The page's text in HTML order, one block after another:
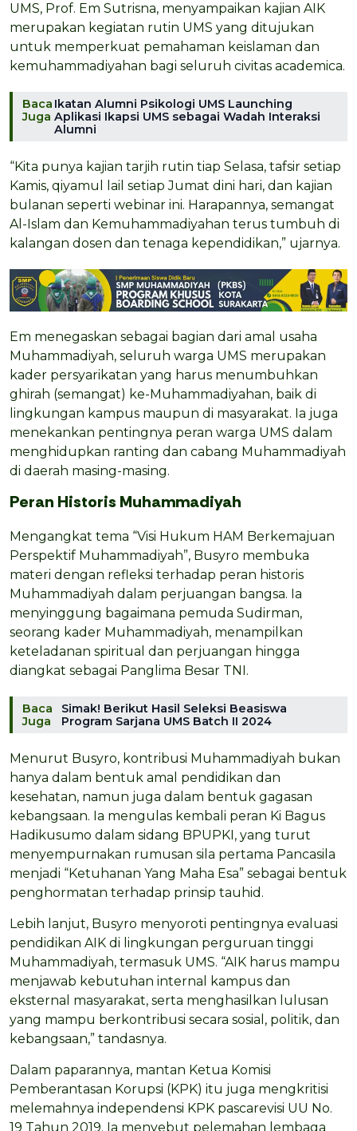
UMS, Prof. Em Sutrisna, menyampaikan kajian AIK
merupakan kegiatan rutin UMS yang ditujukan
untuk memperkuat pemahaman keislaman dan
kemuhammadiyahan bagi seluruh civitas academica.
Baca
Juga
Ikatan Alumni Psikologi UMS Launching
Aplikasi Ikapsi UMS sebagai Wadah Interaksi
Alumni
“Kita punya kajian tarjih rutin tiap Selasa, tafsir setiap
Kamis, qiyamul lail setiap Jumat dini hari, dan kajian
bulanan seperti webinar ini. Harapannya, semangat
Al-Islam dan Kemuhammadiyahan terus tumbuh di
kalangan dosen dan tenaga kependidikan,” ujarnya.
Em menegaskan sebagai bagian dari amal usaha
Muhammadiyah, seluruh warga UMS merupakan
kader persyarikatan yang harus menumbuhkan
ghirah (semangat) ke-Muhammadiyahan, baik di
lingkungan kampus maupun di masyarakat. Ia juga
menekankan pentingnya peran warga UMS dalam
menghidupkan ranting dan cabang Muhammadiyah
di daerah masing-masing.
Peran Historis Muhammadiyah
Mengangkat tema “Visi Hukum HAM Berkemajuan
Perspektif Muhammadiyah”, Busyro membuka
materi dengan refleksi terhadap peran historis
Muhammadiyah dalam perjuangan bangsa. Ia
menyinggung bagaimana pemuda Sudirman,
seorang kader Muhammadiyah, menampilkan
keteladanan spiritual dan perjuangan hingga
diangkat sebagai Panglima Besar TNI.
Baca
Juga
Simak! Berikut Hasil Seleksi Beasiswa
Program Sarjana UMS Batch II 2024
Menurut Busyro, kontribusi Muhammadiyah bukan
hanya dalam bentuk amal pendidikan dan
kesehatan, namun juga dalam bentuk gagasan
kebangsaan. Ia mengulas kembali peran Ki Bagus
Hadikusumo dalam sidang BPUPKI, yang turut
menyempurnakan rumusan sila pertama Pancasila
menjadi “Ketuhanan Yang Maha Esa” sebagai bentuk
penghormatan terhadap prinsip tauhid.
Lebih lanjut, Busyro menyoroti pentingnya evaluasi
pendidikan AIK di lingkungan perguruan tinggi
Muhammadiyah, termasuk UMS. “AIK harus mampu
menjawab kebutuhan internal kampus dan
eksternal masyarakat, serta menghasilkan lulusan
yang mampu berkontribusi secara sosial, politik, dan
kebangsaan,” tandasnya.
Dalam paparannya, mantan Ketua Komisi
Pemberantasan Korupsi (KPK) itu juga mengkritisi
melemahnya independensi KPK pascarevisi UU No.
19 Tahun 2019. Ia menyebut pelemahan lembaga